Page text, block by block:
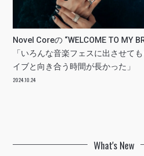
Novel Coreの “WELCOME TO MY
「いろんな音楽フェスに出させて
イブと向き合う時間が長かった」
2024.10.24
What's New